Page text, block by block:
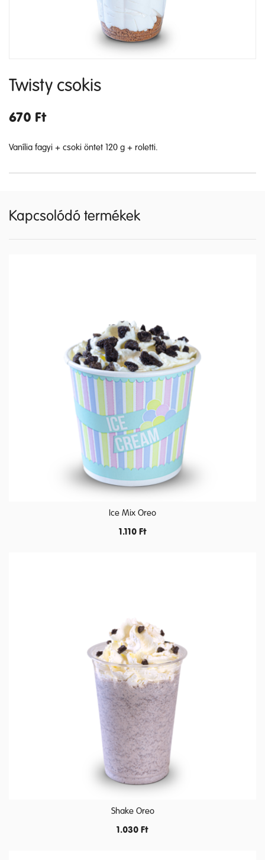
Twisty csokis
670 Ft
Vanília fagyi + csoki öntet 120 g + roletti.
Kapcsolódó termékek
Ice Mix Oreo
1.110 Ft
Shake Oreo
1.030 Ft